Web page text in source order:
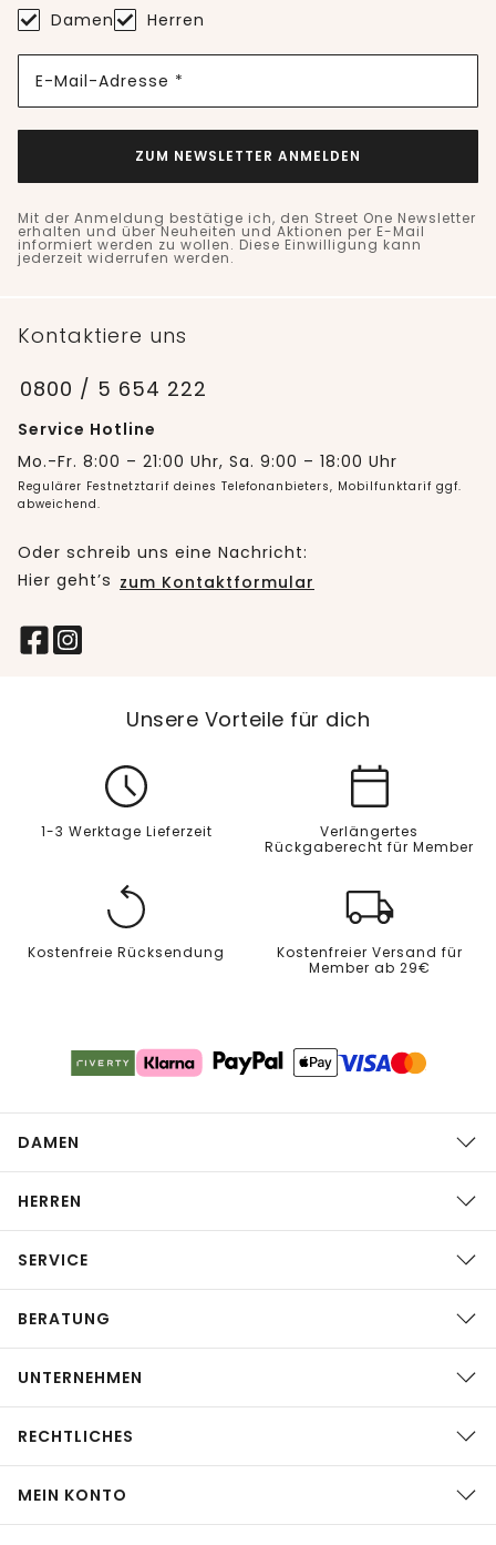
Damen Herren
E-Mail-Adresse *
ZUM NEWSLETTER ANMELDEN
Mit der Anmeldung bestätige ich, den Street One Newsletter
erhalten und über Neuheiten und Aktionen per E-Mail
informiert werden zu wollen. Diese Einwilligung kann
jederzeit widerrufen werden.
Kontaktiere uns
0800 / 5 654 222
Service Hotline
Mo.-Fr. 8:00 – 21:00 Uhr, Sa. 9:00 – 18:00 Uhr
Regulärer Festnetztarif deines Telefonanbieters, Mobilfunktarif ggf.
abweichend.
Oder schreib uns eine Nachricht:
Hier geht’s zum Kontaktformular
Unsere Vorteile für dich
1-3 Werktage Lieferzeit
Verlängertes
Rückgaberecht für Member
Kostenfreie Rücksendung
Kostenfreier Versand für
Member ab 29€
DAMEN
HERREN
SERVICE
BERATUNG
UNTERNEHMEN
RECHTLICHES
MEIN KONTO